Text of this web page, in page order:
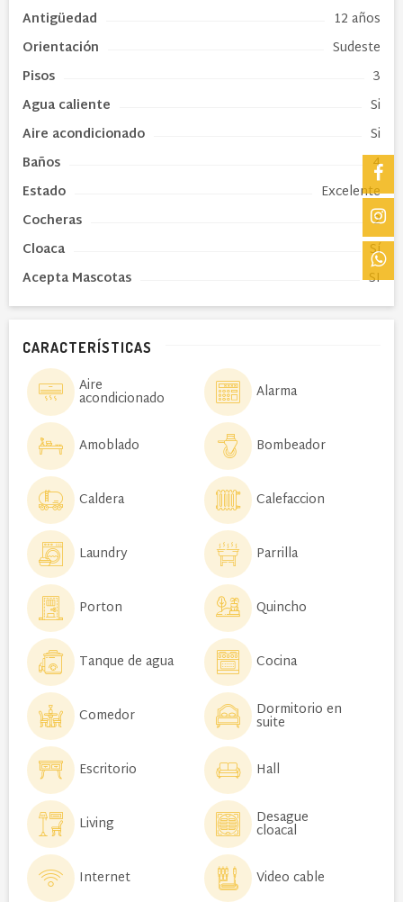
Antigüedad
12 años
Orientación
Sudeste
Pisos
3
Agua caliente
Si
Aire acondicionado
Si
Baños
4
Estado
Excelente
Cocheras
2
Cloaca
Sí
Acepta Mascotas
SI
CARACTERÍSTICAS
Aire
acondicionado Alarma
Amoblado Bombeador
Caldera Calefaccion
Laundry Parrilla
Porton Quincho
Tanque de agua Cocina
Comedor Dormitorio en
suite
Escritorio Hall
Living Desague
cloacal
Internet Video cable